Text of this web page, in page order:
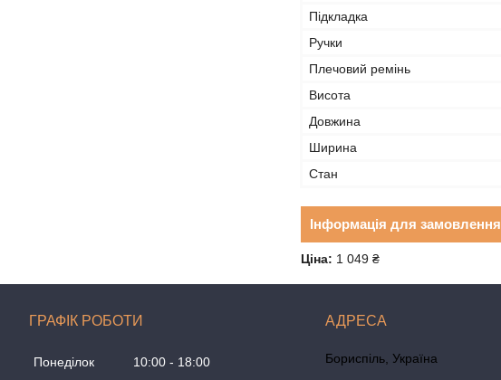
Підкладка
Ручки
Плечовий ремінь
Висота
Довжина
Ширина
Стан
Інформація для замовлення
Ціна: 1 049 ₴
ГРАФІК РОБОТИ
Понеділок 10:00
18:00
Бориспіль, Україна